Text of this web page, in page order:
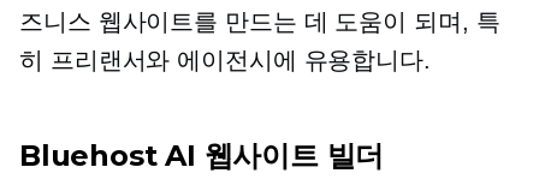
즈니스 웹사이트를 만드는 데 도움이 되며, 특
히 프리랜서와 에이전시에 유용합니다.
Bluehost AI 웹사이트 빌더